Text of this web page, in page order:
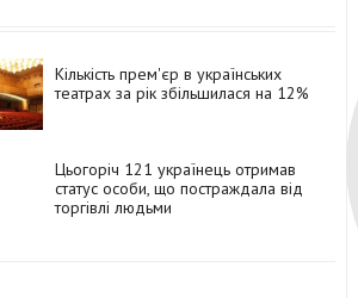
Кількість прем'єр в українських
театрах за рік збільшилася на 12%
Цьогоріч 121 українець отримав
статус особи, що постраждала від
торгівлі людьми